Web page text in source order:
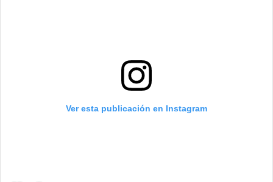
Ver esta publicación en Instagram